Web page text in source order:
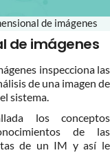
de imágenes
de imágenes
inspecciona las
de una imagen de
sistema.
los conceptos
de las
de un IM y así le